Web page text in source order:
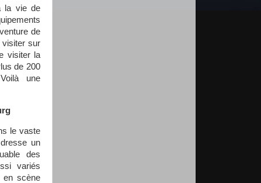
la vie de
de
visiter sur
visiter la
de 200
une
le vaste
un
des
variés
en scène